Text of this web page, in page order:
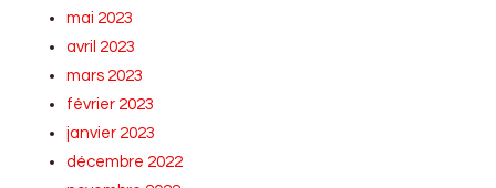
mai 2023
avril 2023
mars 2023
février 2023
janvier 2023
décembre 2022